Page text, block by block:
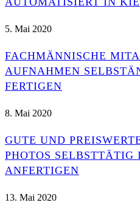
5. Mai 2020
FACHMÄNNISCHE
AUFNAHMEN
FERTIGEN
8. Mai 2020
GUTE UND
PHOTOS SELBSTTÄTIG
ANFERTIGEN
13. Mai 2020